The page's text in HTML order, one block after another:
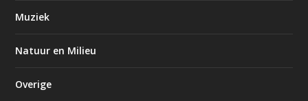
Muziek
Natuur en Milieu
Overige